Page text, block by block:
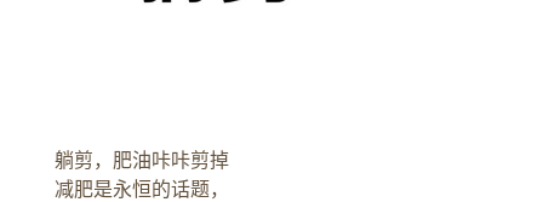
躺剪，肥油咔咔剪掉
减肥是永恒的话题，